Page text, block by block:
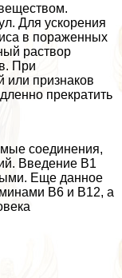
Для ускорения
в пораженных
раствор
При
или признаков
прекратить
соединения,
Введение В1
Еще данное
В6 и В12, а